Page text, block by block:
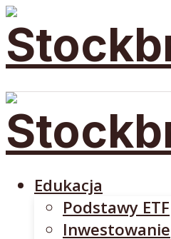
Podstawy ETF
Inwestowanie
Emerytura
Podatki
Rankingi
Edukacja
Podstawy ETF
Inwestowanie